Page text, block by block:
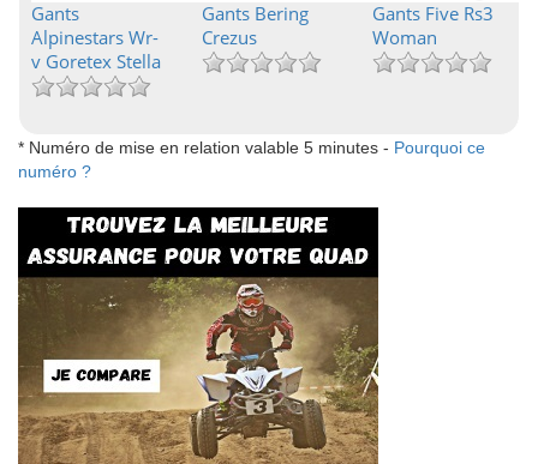
Gants
Alpinestars Wr-
v Goretex Stella
Gants Bering
Crezus
Gants Five Rs3
Woman
* Numéro de mise en relation valable 5 minutes - Pourquoi ce
numéro ?